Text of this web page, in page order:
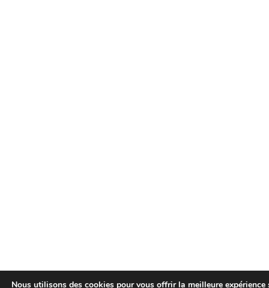
Nous utilisons des cookies pour vous offrir la meilleure expérience